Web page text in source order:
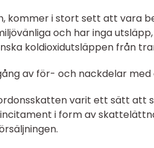
kommer i stort sett att vara
och har inga
koldioxidutsläppen från
av för- och nackdelar
varit ett sätt att
i form av